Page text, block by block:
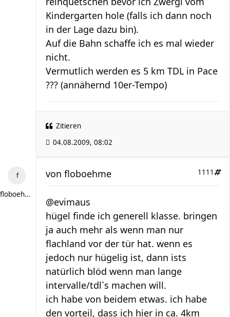
Kindergarten hole (falls ich dann noch
in der Lage dazu bin).
Auf die Bahn schaffe ich es mal wieder
nicht.
Vermutlich werden es 5 km TDL in Pace
??? (annähernd 10er-Tempo)
Zitieren
04.08.2009, 08:02
floboehme
1111
von floboehme
@evimaus
hügel finde ich generell klasse. bringen
ja auch mehr als wenn man nur
flachland vor der tür hat. wenn es
jedoch nur hügelig ist, dann ists
natürlich blöd wenn man lange
intervalle/tdl`s machen will.
ich habe von beidem etwas. ich habe
den vorteil, dass ich hier in ca. 4km